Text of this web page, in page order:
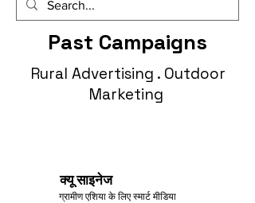
Past Campaigns
Rural Advertising . Outdoor
Marketing
क्यू साइनेज
ग्रामीण एशिया के लिए स्मार्ट मीडिया